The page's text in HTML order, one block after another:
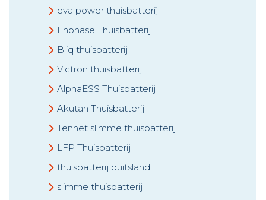
eva power thuisbatterij
Enphase Thuisbatterij
Bliq thuisbatterij
Victron thuisbatterij
AlphaESS Thuisbatterij
Akutan Thuisbatterij
Tennet slimme thuisbatterij
LFP Thuisbatterij
thuisbatterij duitsland
slimme thuisbatterij